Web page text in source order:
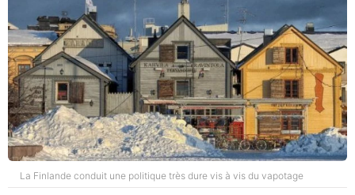
La Finlande conduit une politique très dure vis à vis du vapotage